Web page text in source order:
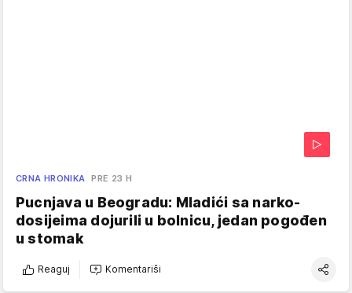
CRNA HRONIKA PRE 23 H
Pucnjava u Beogradu: Mladići sa narko-
dosijeima dojurili u bolnicu, jedan pogođen
u stomak
Reaguj Komentariši